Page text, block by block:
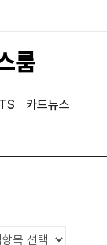
룸
카드뉴스